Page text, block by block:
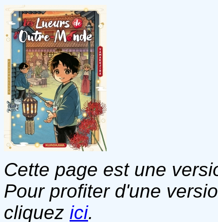
Cette page est une
Pour profiter d'une
cliquez ici.